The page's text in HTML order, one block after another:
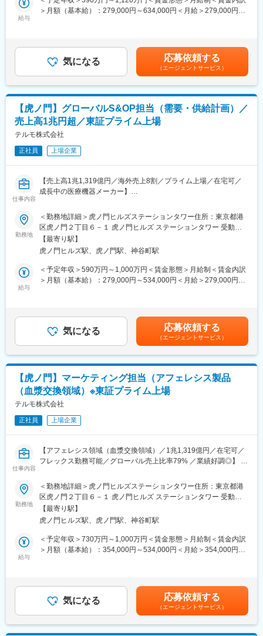
成分である原薬の製法研究段階から製造段階まで幅広く関わるこ
る職種の社員が在籍していますが、目的は同じ「顧客の、そして
患者様の期待に応えること」です。品質、製造コストなど、あら
ゆる条件をクリアし、顧客の要求を達成し、患者様に医薬品を届
けることに大きなやりがいを感じる事業です。
◇営業活動は国内のみならず、グローバルに展開しており、海外
の顧客にも国内と同様の活動を行っています。
変更の範囲：会社の定める業務
指すため募集を開始しました。
・連結決算（税務）
・法人税、消費税等の税務申告
※上記の業務のうち移転価格税制を中心とした国際税務の業務に関
与いただく予定です。
■期待する役割：
グローバルに成長する日本発の医療機器企業において、事業と経
営に対して、税務の専門性を生かし、支援を行うとともに税負担
の最適化に関与し、企業価値の向上に貢献する。
■業務の魅力：
・弊社はグローバルに安定的に成長しているため、落ち着いた環
キルを高める機会があります
・税務部とした独立した組織により、社内プレゼンスを持ち、税
務業務を進めています
・風通しの良い職場環境にて、実力に合わせ、業務をお任せしま
■長期就業しやすい環境
・最低週1回のノー残業デーの設定など、日々の就業時間の管理を
徹底。
メリハリのある職場環境づくりを推進。
■資格手当について（高度専門職務給）
申請・承認後に適用される資格手当です。
対象資格：
弁護士（国内）・弁護士（海外）・公認会計士・税理士・一級建
築士
支給額：
■当社について：
世界160の国と地域に展開するグローバル総合医療機器メーカー
へと成長しました。2023年度は過去最高の売上収益・営業利益・
当期利益額となっており、売上高1兆円規模も目前に迫っていま
す。
変更の範囲：会社の定める業務
給与
＞月額（基本給）：279,000円～634,000円＜月給＞279,000円～
も目安の金額であり、選考を通じて上下する可能性があります。
月給(月額)は固定手当を含めた表記です。
気になる 応募依頼する
（エージェントサービス）
【虎ノ門】グローバルS&OP担当（需要・供給計画）／
売上高1兆円超／東証プライム上場
テルモ株式会社
正社員 上場企業
仕事内容
【売上高1兆1,319億円／海外売上8割／プライム上場／在宅可／
成長中の医療機器メーカー】
■採用背景
心臓血管カンパニー インターベンショナルシステムズ事業では、
グローバルでの事業拡大に伴い、需要・供給・生産・在庫を一体
で捉えたS&OP機能のさらなる強化が求められています。
特に、海外販売拠点や工場、マーケティング部門等と連携しなが
ら、安定供給、在庫最適化、収益改善を実現するためには、グロ
ーバル全体のオペレーションをリード・推進できる体制強化が必
■業務内容
担当製品の需要・供給・生産・在庫に関する実務を担い、海外販
日々のオペレーションを通じて課題を捉え、業務標準化、データ
可視化、自動化、AI活用などの改善テーマやプロジェクトにも関
与いただくポジションです。
・担当製品における需要精査、供給計画、生産数設定、在庫管理
・海外販売拠点、マーケティング部門、工場との需要・供給バラ
ンスの確認・調整
・中期販売計画、年度計画を踏まえた生産・供給計画の策定
・在庫最適化、サービスレベル維持、キャッシュフロー改善に向
けた業務改善
・新商品上市、生産工場移管、薬事関連、在庫最適化等のプロジ
・海外販売拠点や工場との定期打合せのファシリテーション
■長期就業しやすい環境
・組織：5グローバルオペレーション部は50名規模、グローバル
品毎に担当が分かれてオペレーションを担っています。
・フレックス制：11:00～14:00がコアタイム
メリハリのある職場環境づくりを推進。
・出張：国内工場との打ち合わせや会議体、その他イベント等で
年複数回の出張が発生いたします。海外出張も年1回程度発生する
可能性があります。
勤務地
＜勤務地詳細＞虎ノ門ヒルズステーションタワー住所：東京都港
区虎ノ門２丁目６－１ 虎ノ門ヒルズ ステーションタワー 受動喫
煙対策：敷地内喫煙可能場所あり変更の範囲：会社の定める事業
所
【最寄り駅】
虎ノ門ヒルズ駅、虎ノ門駅、神谷町駅
給与
＜予定年収＞590万円～1,000万円＜賃金形態＞月給制＜賃金内訳
＞月額（基本給）：279,000円～534,000円＜月給＞279,000円～
格あり（年1回）■職位：一般職～主任職賃金はあくまでも目安の
金額であり、選考を通じて上下する可能性があります。月給(月額)
は固定手当を含めた表記です。
気になる 応募依頼する
（エージェントサービス）
【虎ノ門】マーケティング担当（アフェレシス製品
（血漿交換領域）※東証プライム上場
テルモ株式会社
正社員 上場企業
仕事内容
【アフェレシス領域（血漿交換領域）／1兆1,319億円／在宅可／
フレックス勤務可能／グローバル売上比率79% ／業績好調◎】
血液・細胞テクノロジーカンパニーのTS（セラピューティックシ
ステムズ）事業では、血液成分の分離に用いる、スペクトラオプ
ティアを製造・販売しています。スペクトラオプティアは、血液
がん治療における幹細胞採取や自己免疫疾患における血漿交換等
に活用されており、日本及びグローバルの医療において不可欠な
存在となっています。組織としては10名弱規模の組織で、事業全
体を統括する責任者のもと、白血病などの治療に関連する幹細胞
■業務内容
日本市場における血漿交換を中心としたアフェレシス領域（血漿
勤務地
＜勤務地詳細＞虎ノ門ヒルズステーションタワー住所：東京都港
区虎ノ門２丁目６－１ 虎ノ門ヒルズ ステーションタワー 受動喫
煙対策：敷地内喫煙可能場所あり変更の範囲：会社の定める事業
所
【最寄り駅】
虎ノ門ヒルズ駅、虎ノ門駅、神谷町駅
給与
＜予定年収＞730万円～1,000万円＜賃金形態＞月給制＜賃金内訳
＞月額（基本給）：354,000円～534,000円＜月給＞354,000円～
考を通じて上下する可能性があります。月給(月額)は固定手当を含
めた表記です。
気になる 応募依頼する
（エージェントサービス）